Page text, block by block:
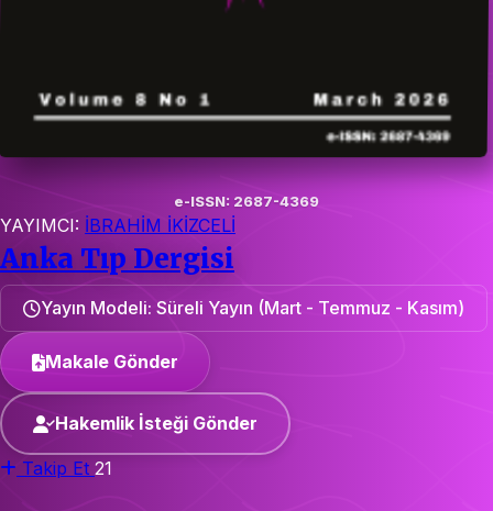
e-ISSN: 2687-4369
YAYIMCI: İBRAHİM İKİZCELİ
Anka Tıp Dergisi
Yayın Modeli: Süreli Yayın (Mart - Temmuz - Kasım)
Makale Gönder
Hakemlik İsteği Gönder
Takip Et 21